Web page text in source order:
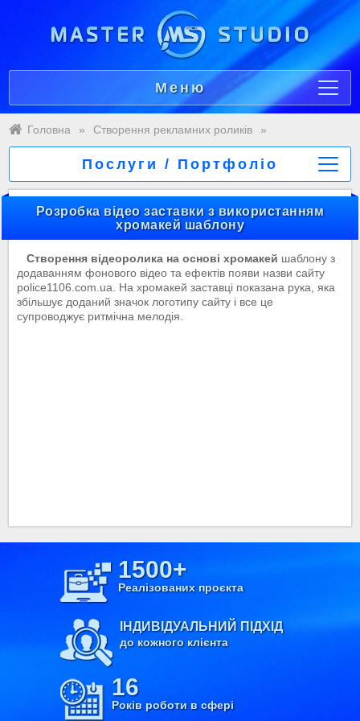
Меню
Головна » Створення рекламних роликів »
Послуги / Портфоліо
Розробка відео заставки з використанням
хромакей шаблону
Створення відеоролика на основі хромакей шаблону з
додаванням фонового відео та ефектів появи назви сайту
police1106.com.ua. На хромакей заставці показана рука, яка
збільшує доданий значок логотипу сайту і все це
супроводжує ритмічна мелодія.
1500+
Реалізованих проєкта
ІНДИВІДУАЛЬНИЙ ПІДХІД
до кожного клієнта
16
Років роботи в сфері